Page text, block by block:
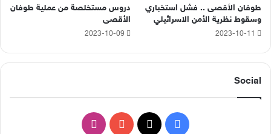
طوفان الأقصى .. فشل استخباري
وسقوط نظرية الأمن الاسرائيلي
2023-10-11
دروس مستخلصة من عملية طوفان
الأقصى
2023-10-09
Social
فيسبوك ‫YouTubeانستقرام